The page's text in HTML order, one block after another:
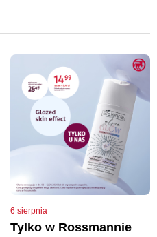
6 sierpnia
Tylko w Rossmannie